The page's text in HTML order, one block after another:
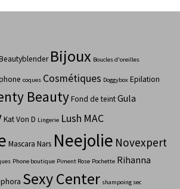
Bijoux Boucles d'oreilles
coques Cosmétiques Doggybox Epilation
BeautyFond de teintGula
Kat Von D Lingerie Lush MAC
Mascara Nars Neejolie Novexpert
Phone boutique Piment Rose Pochette Rihanna
Sexy Center shampoing sec